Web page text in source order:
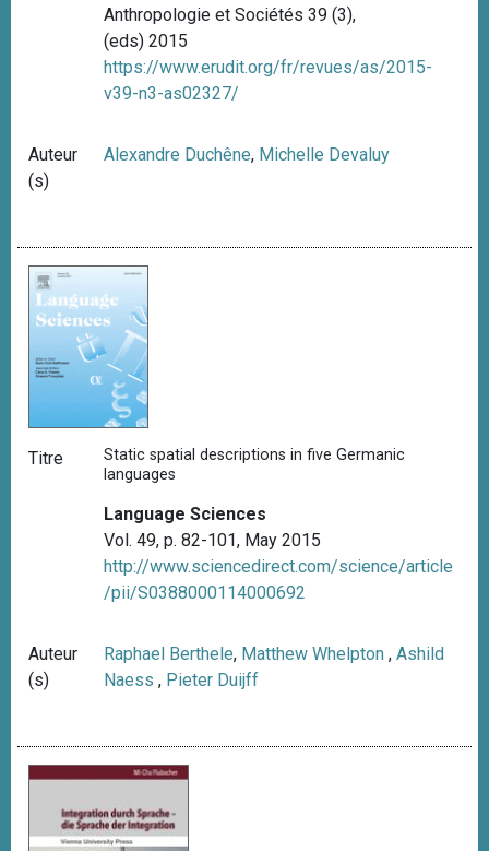
Anthropologie et Sociétés 39 (3),
(eds) 2015
https://www.erudit.org/fr/revues/as/2015-
v39-n3-as02327/
Auteur
(s)
Alexandre Duchêne, Michelle Devaluy
Titre
Static spatial descriptions in five Germanic
languages
Language Sciences
Vol. 49, p. 82-101, May 2015
http://www.sciencedirect.com/science/article
/pii/S0388000114000692
Auteur
(s)
Raphael Berthele, Matthew Whelpton,Ashild
Naess, Pieter Duijff